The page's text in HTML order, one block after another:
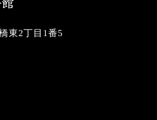
東2丁目1番5